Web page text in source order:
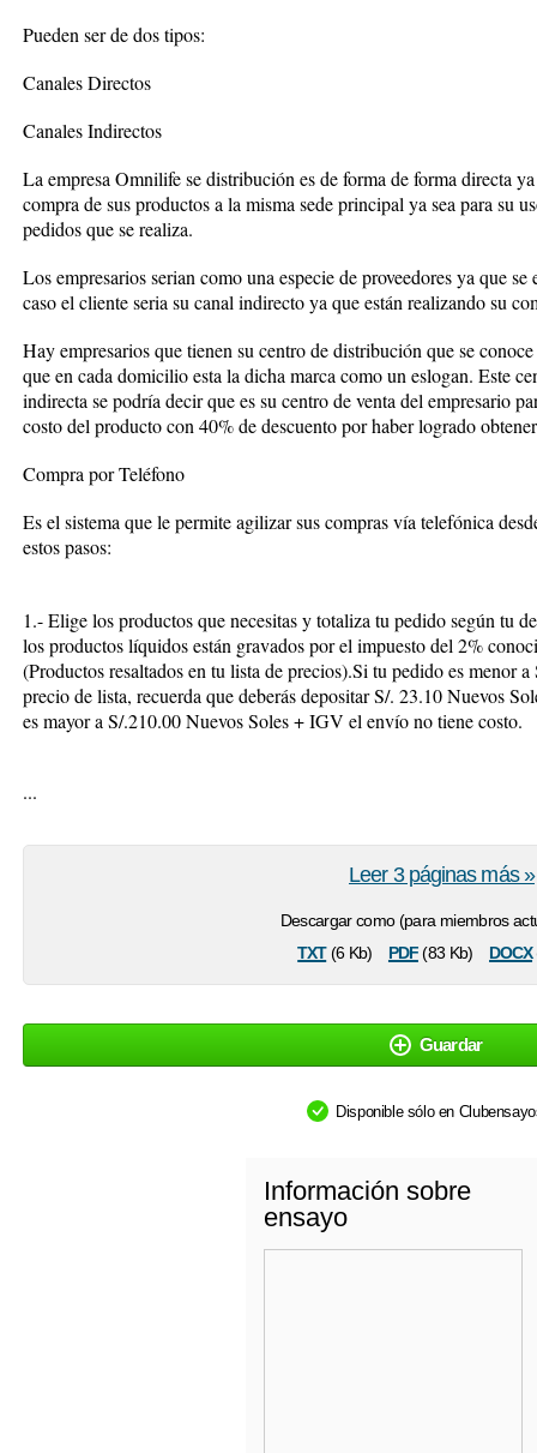
Pueden ser de dos tipos:
Canales Directos
Canales Indirectos
La empresa Omnilife se distribución es de forma de forma directa
compra de sus productos a la misma sede principal ya sea para su
pedidos que se realiza.
Los empresarios serian como una especie de proveedores ya que
caso el cliente seria su canal indirecto ya que están realizando su
Hay empresarios que tienen su centro de distribución que se
que en cada domicilio esta la dicha marca como un eslogan. Este
indirecta se podría decir que es su centro de venta del empresario
costo del producto con 40% de descuento por haber logrado
Compra por Teléfono
Es el sistema que le permite agilizar sus compras vía telefónica
estos pasos:
1.- Elige los productos que necesitas y totaliza tu pedido según tu
los productos líquidos están gravados por el impuesto del 2%
(Productos resaltados en tu lista de precios).Si tu pedido es menor
precio de lista, recuerda que deberás depositar S/. 23.10 Nuevos
es mayor a S/.210.00 Nuevos Soles + IGV el envío no tiene costo.
...
Descargar como (para miembros
txt(6 Kb) pdf(83 Kb) docx
Leer 3 páginas más »
Guardar
Disponible sólo en
Información sobre
ensayo